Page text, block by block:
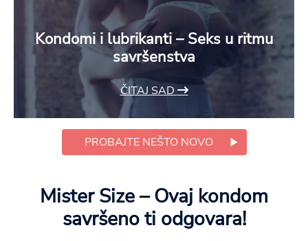
Kondomi i lubrikanti – Seks u ritmu
savršenstva
ČITAJ SAD
PROBAJTE NEŠTO NOVO
Mister Size – Ovaj kondom
savršeno ti odgovara!